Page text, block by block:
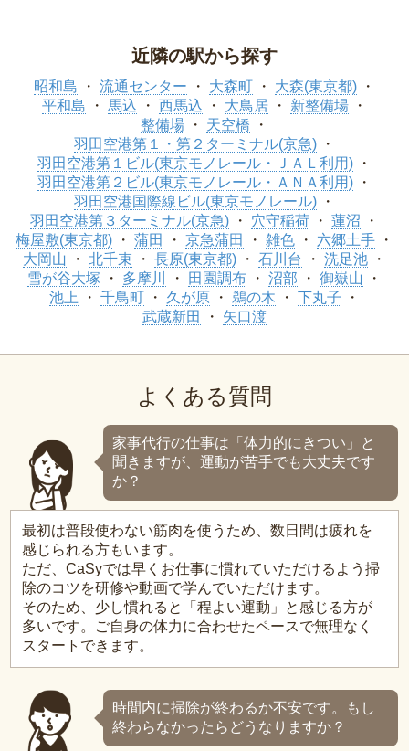
近隣の駅から探す
昭和島 流通センター 大森町
大森(東京都)
平和島
馬込 西馬込 大鳥居
新整備場
整備場
天空橋
羽田空港第１・第２ターミナル(京急)
羽田空港第１ビル(東京モノレール・ＪＡＬ利用)
羽田空港第２ビル(東京モノレール・ＡＮＡ利用)
羽田空港国際線ビル(東京モノレール)
羽田空港第３ターミナル(京急)
穴守稲荷
蓮沼
梅屋敷(東京都)
蒲田 京急蒲田 雑色
六郷土手
大岡山
北千束 長原(東京都) 石川台
洗足池
雪が谷大塚
多摩川 田園調布 沼部
御嶽山
池上
千鳥町 久が原 鵜の木
下丸子
武蔵新田
矢口渡
よくある質問
家事代行の仕事は「体力的にきつい」と
聞きますが、運動が苦手でも大丈夫です
か？
最初は普段使わない筋肉を使うため、数日間は疲れを
感じられる方もいます。
ただ、CaSyでは早くお仕事に慣れていただけるよう掃
除のコツを研修や動画で学んでいただけます。
そのため、少し慣れると「程よい運動」と感じる方が
多いです。ご自身の体力に合わせたペースで無理なく
スタートできます。
時間内に掃除が終わるか不安です。もし
終わらなかったらどうなりますか？